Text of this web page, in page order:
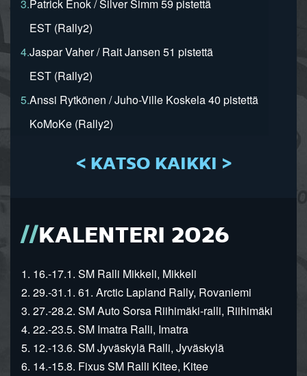
3.Patrick Enok / Silver Simm 59 pistettä
EST (Rally2)
4.Jaspar Vaher / Rait Jansen 51 pistettä
EST (Rally2)
5.Anssi Rytkönen / Juho-Ville Koskela 40 pistettä
KoMoKe (Rally2)
< KATSO KAIKKI >
KALENTERI 2026
1. 16.-17.1. SM Ralli Mikkeli, Mikkeli
2. 29.-31.1. 61. Arctic Lapland Rally, Rovaniemi
3. 27.-28.2. SM Auto Sorsa Riihimäki-ralli, Riihimäki
4. 22.-23.5. SM Imatra Ralli, Imatra
5. 12.-13.6. SM Jyväskylä Ralli, Jyväskylä
6. 14.-15.8. Fixus SM Ralli Kitee, Kitee